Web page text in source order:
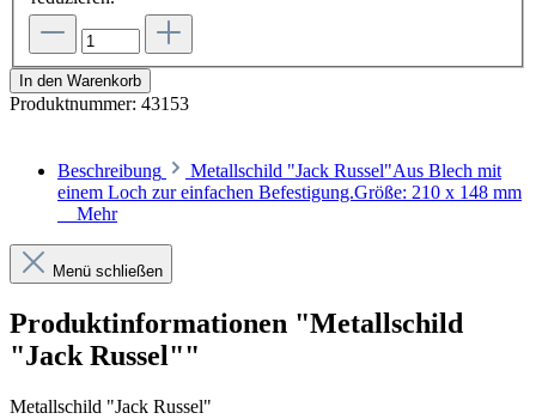
In den Warenkorb
Produktnummer: 43153
Beschreibung
Metallschild "Jack Russel"Aus Blech mit
einem Loch zur einfachen Befestigung.Größe: 210 x 148 mm
Mehr
Menü schließen
Produktinformationen "Metallschild
"Jack Russel""
Metallschild "Jack Russel"